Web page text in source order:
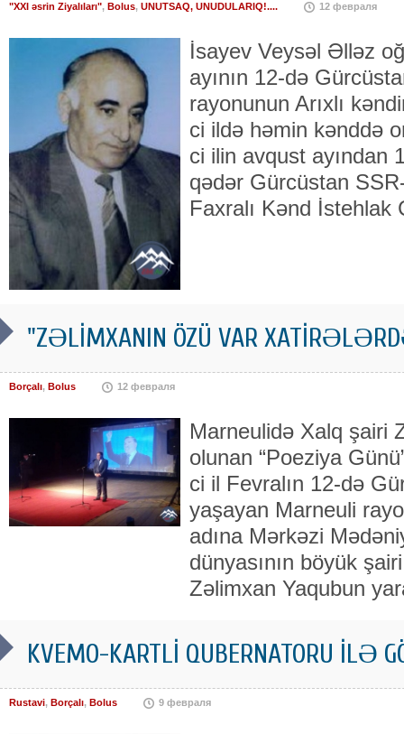
"XXI əsrin Ziyalıları", Bolus, UNUTSAQ, UNUDULARIQ!.... 12 февраля
İsayev Veysəl Əlləz
ayının 12-də
rayonunun Arıxlı
ci ildə həmin kənddə
ci ilin avqust ayından
qədər Gürcüstan
Faxralı Kənd İstehlak
"ZƏLİMXANIN ÖZÜ VAR
Borçalı, Bolus 12 февраля
Marneulidə Xalq şairi
olunan “Poeziya
ci il Fevralın 12-də
yaşayan Marneuli
adına Mərkəzi
dünyasının böyük
Zəlimxan Yaqubun
KVEMO-KARTLİ QUBERNATORU İLƏ
Rustavi, Borçalı, Bolus 9 февраля